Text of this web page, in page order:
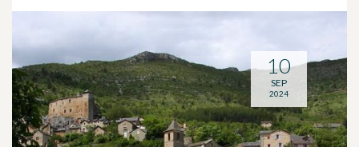
10
SEP
2024